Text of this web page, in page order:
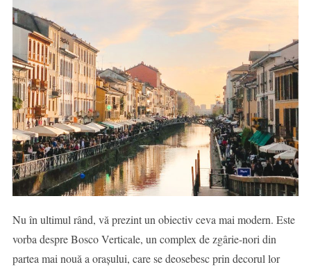
Nu în ultimul rând, vă prezint un obiectiv ceva mai modern. Este
vorba despre Bosco Verticale, un complex de zgârie-nori din
partea mai nouă a orașului, care se deosebesc prin decorul lor